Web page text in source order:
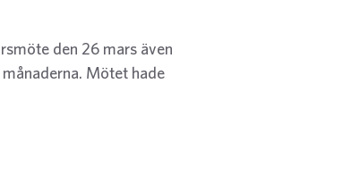
den 26 mars även
Mötet hade